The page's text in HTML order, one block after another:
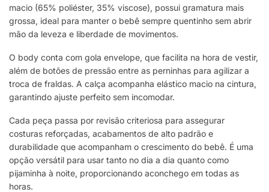
macio (65% poliéster, 35% viscose), possui gramatura mais
grossa, ideal para manter o bebê sempre quentinho sem abrir
mão da leveza e liberdade de movimentos.
O body conta com gola envelope, que facilita na hora de vestir,
além de botões de pressão entre as perninhas para agilizar a
troca de fraldas. A calça acompanha elástico macio na cintura,
garantindo ajuste perfeito sem incomodar.
Cada peça passa por revisão criteriosa para assegurar
costuras reforçadas, acabamentos de alto padrão e
durabilidade que acompanham o crescimento do bebê. É uma
opção versátil para usar tanto no dia a dia quanto como
pijaminha à noite, proporcionando aconchego em todas as
horas.